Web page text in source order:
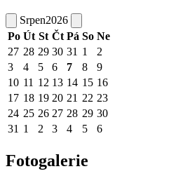
Srpen2026
Po Út St Čt Pá So Ne
27 28 29 30 31 1
2
3
4 5 6 7 8
9
10 11 12 13 14 15 16
17 18 19 20 21 22 23
24 25 26 27 28 29 30
31 1 2 3 4 5 6
Fotogalerie